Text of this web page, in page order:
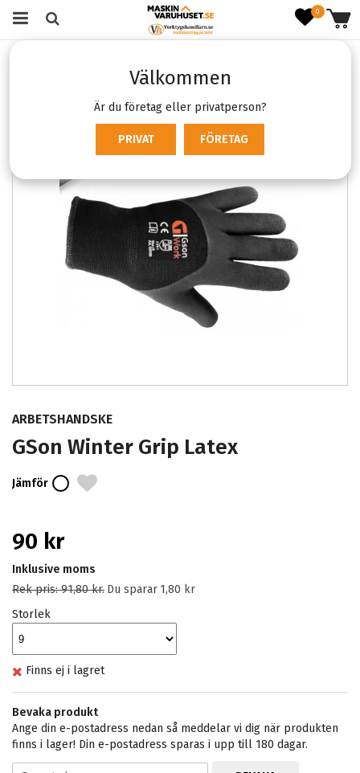
0
Välkommen
Är du företag eller privatperson?
PRIVAT FÖRETAG
SLUTSÅLD
ARBETSHANDSKE
GSon Winter Grip Latex
Jämför
90 kr
Inklusive moms
Rek pris:91,80 kr. Du sparar 1,80 kr
Storlek
Finns ej i lagret
Bevaka produkt
Ange din e-postadress nedan så meddelar vi dig när produkten
finns i lager! Din e-postadress sparas i upp till 180 dagar.